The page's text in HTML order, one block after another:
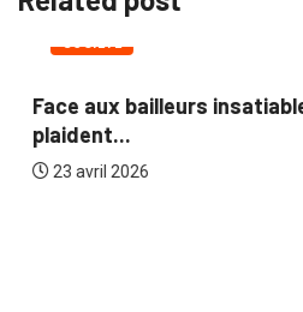
SOCIÉTÉ
Face aux bailleurs
plaident...
23 avril 2026